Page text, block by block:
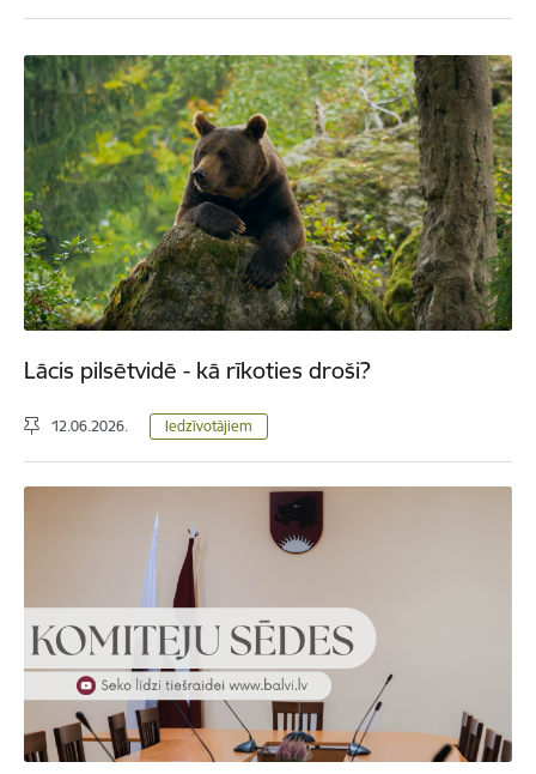
Lācis pilsētvidē - kā rīkoties droši?
12.06.2026. Iedzīvotājiem